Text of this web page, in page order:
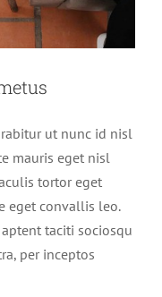
ut nunc id nisl
mauris eget nisl
tortor eget
eget convallis leo.
taciti sociosqu
per inceptos